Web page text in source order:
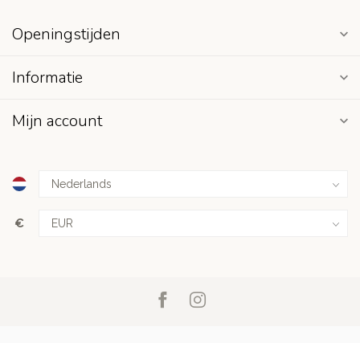
Openingstijden
Informatie
Mijn account
€